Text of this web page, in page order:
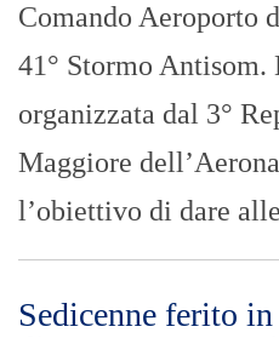
Comando Aeroporto
41° Stormo Antisom.
organizzata dal 3°
Maggiore
l’obiettivo di dare
Sedicenne ferito